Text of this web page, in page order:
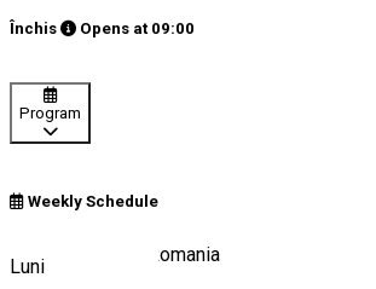
Închis Opens at 09:00
Program
Weekly Schedule
Luni
Calafat 205200, Romania